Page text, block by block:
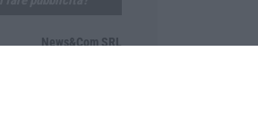
News&Com SRL